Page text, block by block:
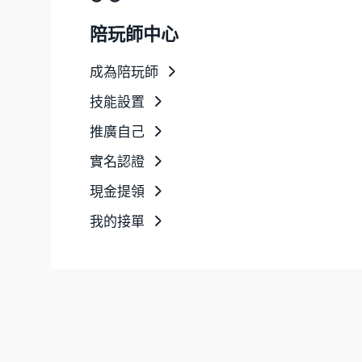
陪玩師中心
成為陪玩師
技能設置
推廣自己
實名認證
現金提領
我的接單